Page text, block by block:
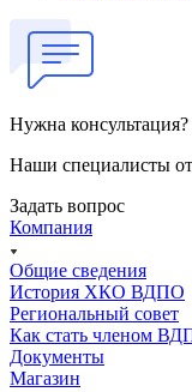
Нужна консультация?
Наши специалисты
Задать вопрос
Компания
Общие сведения
История ХКО ВДПО
Региональный совет
Как стать членом
Документы
Магазин